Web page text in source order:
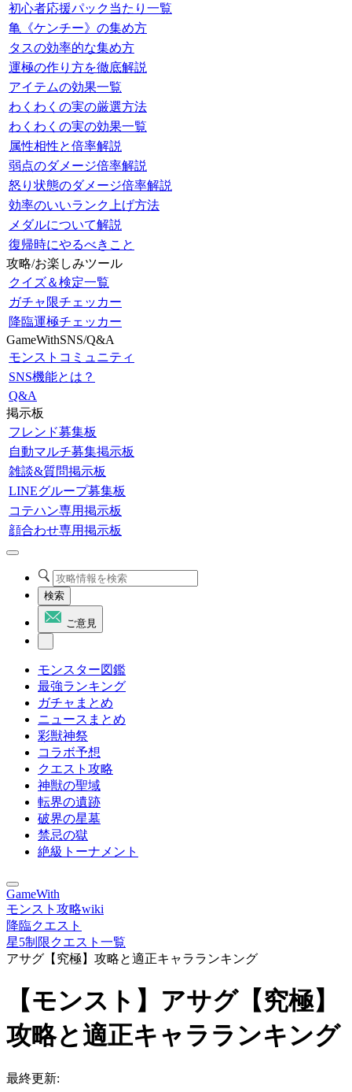
初心者応援パック当たり一覧
亀《ケンチー》の集め方
タスの効率的な集め方
運極の作り方を徹底解説
アイテムの効果一覧
わくわくの実の厳選方法
わくわくの実の効果一覧
属性相性と倍率解説
弱点のダメージ倍率解説
怒り状態のダメージ倍率解説
効率のいいランク上げ方法
メダルについて解説
復帰時にやるべきこと
攻略/お楽しみツール
クイズ＆検定一覧
ガチャ限チェッカー
降臨運極チェッカー
GameWithSNS/Q&A
モンストコミュニティ
SNS機能とは？
Q&A
掲示板
フレンド募集板
自動マルチ募集掲示板
雑談&質問掲示板
LINEグループ募集板
コテハン専用掲示板
顔合わせ専用掲示板
検索
ご意見
モンスター図鑑
最強ランキング
ガチャまとめ
ニュースまとめ
彩獣神祭
コラボ予想
クエスト攻略
神獣の聖域
転界の遺跡
破界の星墓
禁忌の獄
絶級トーナメント
GameWith
モンスト攻略wiki
降臨クエスト
星5制限クエスト一覧
アサグ【究極】攻略と適正キャラランキング
【モンスト】アサグ【究極】
攻略と適正キャラランキング
最終更新: